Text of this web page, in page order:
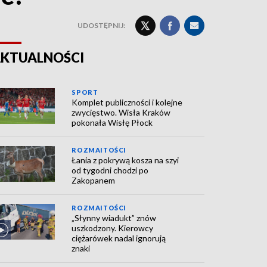
UDOSTĘPNIJ:
SPORT
Komplet publiczności i kolejne
zwycięstwo. Wisła Kraków
pokonała Wisłę Płock
ROZMAITOŚCI
Łania z pokrywą kosza na szyi
od tygodni chodzi po
Zakopanem
ROZMAITOŚCI
„Słynny wiadukt” znów
uszkodzony. Kierowcy
ciężarówek nadal ignorują
znaki